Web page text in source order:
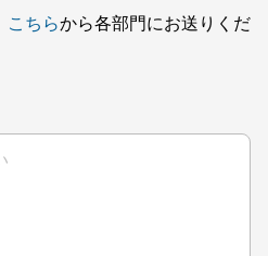
こちらから各部門にお送りくだ